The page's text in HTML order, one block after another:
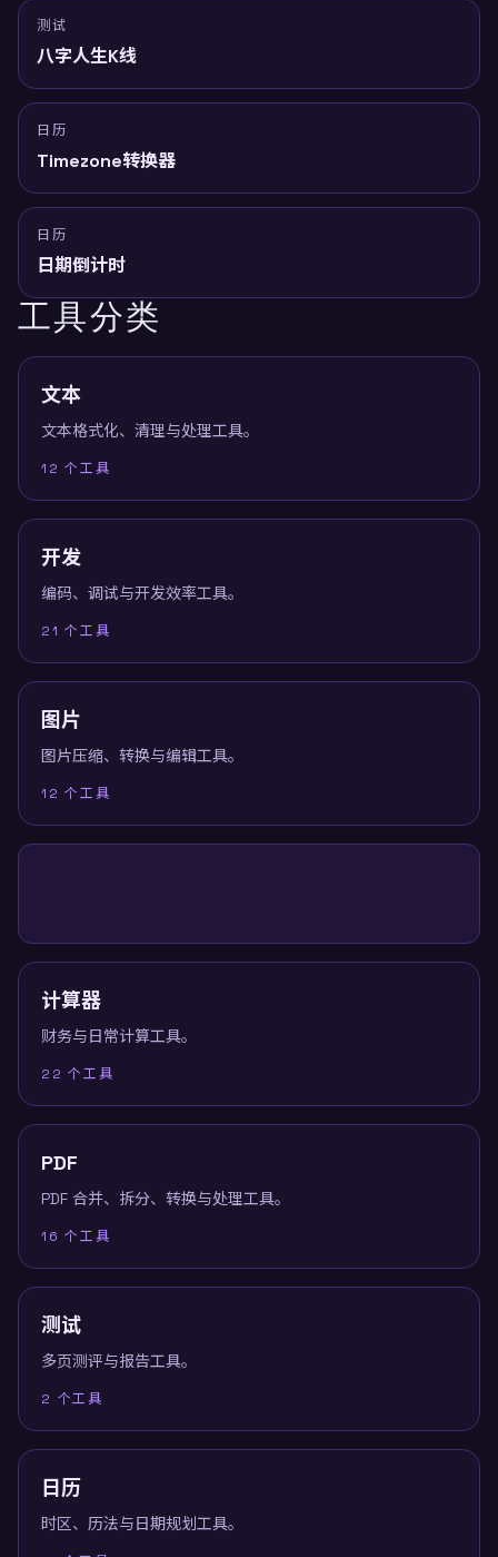
测试
八字人生K线
日历
Timezone转换器
日历
日期倒计时
工具分类
文本
文本格式化、清理与处理工具。
12 个工具
开发
编码、调试与开发效率工具。
21 个工具
图片
图片压缩、转换与编辑工具。
12 个工具
计算器
财务与日常计算工具。
22 个工具
PDF
PDF 合并、拆分、转换与处理工具。
16 个工具
测试
多页测评与报告工具。
2 个工具
日历
时区、历法与日期规划工具。